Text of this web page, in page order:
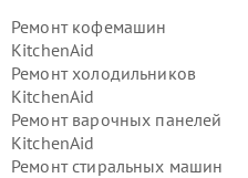
Ремонт кофемашин
KitchenAid
Ремонт холодильников
KitchenAid
Ремонт варочных панелей
KitchenAid
Ремонт стиральных машин